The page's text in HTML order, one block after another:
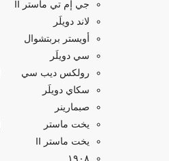
جي إم تي ماستر II
لاند دويلَر
أويستر بربتشوال
سي دويلَر
رولكس ديب سي
سكاي دويلَر
صبمارينر
يخت ماستر
يخت ماستر II
۱۹۰۸